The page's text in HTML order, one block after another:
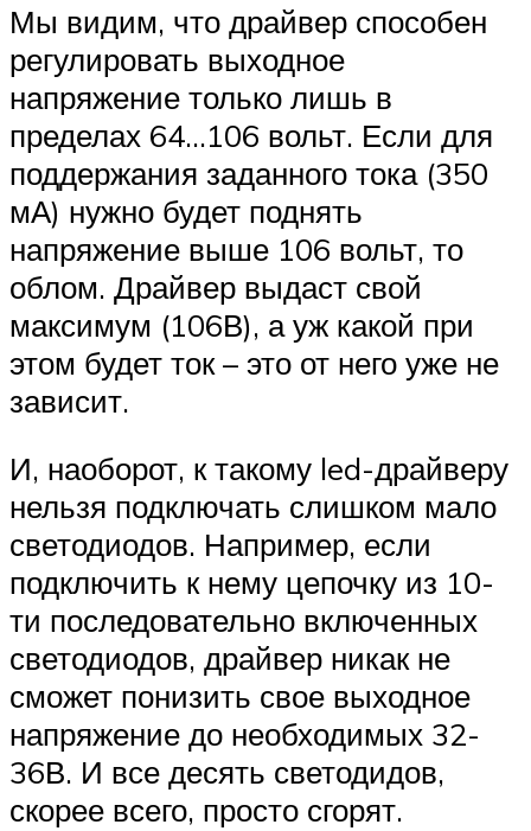
Мы видим, что драйвер способен
регулировать выходное
напряжение только лишь в
пределах 64…106 вольт. Если для
поддержания заданного тока (350
мА) нужно будет поднять
напряжение выше 106 вольт, то
облом. Драйвер выдаст свой
максимум (106В), а уж какой при
этом будет ток – это от него уже не
зависит.
И, наоборот, к такому led-драйверу
нельзя подключать слишком мало
светодиодов. Например, если
подключить к нему цепочку из 10-
ти последовательно включенных
светодиодов, драйвер никак не
сможет понизить свое выходное
напряжение до необходимых 32-
36В. И все десять светодидов,
скорее всего, просто сгорят.